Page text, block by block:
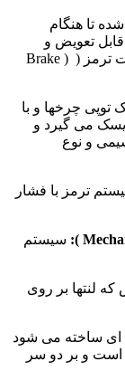
تا هنگام
تعویض و
مصرفی می باشد . در سیستم ترمز دیسکی لنت ترمز ( ( Brake
توپی چرخها و با
می گیرد و
و نوع
ترمز با فشار
): سیستم
که لنتها بر روی
ای ساخته می شود
و بر دو سر